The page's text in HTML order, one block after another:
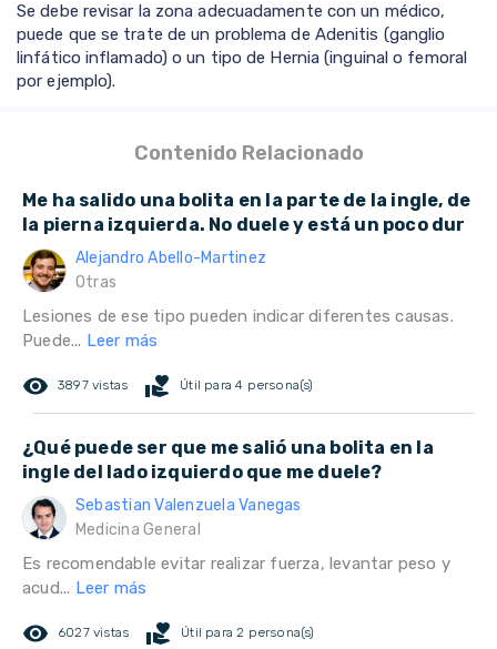
Se debe revisar la zona adecuadamente con un médico,
puede que se trate de un problema de Adenitis (ganglio
linfático inflamado) o un tipo de Hernia (inguinal o femoral
por ejemplo).
Contenido Relacionado
Me ha salido una bolita en la parte de la ingle, de
la pierna izquierda. No duele y está un poco dur
Alejandro Abello-Martinez
Otras
Lesiones de ese tipo pueden indicar diferentes causas.
Puede... Leer más
remove_red_eye 3897 vistas volunteer_activism Útil para 4 persona(s)
¿Qué puede ser que me salió una bolita en la
ingle del lado izquierdo que me duele?
Sebastian Valenzuela Vanegas
Medicina General
Es recomendable evitar realizar fuerza, levantar peso y
acud... Leer más
remove_red_eye 6027 vistas volunteer_activism Útil para 2 persona(s)